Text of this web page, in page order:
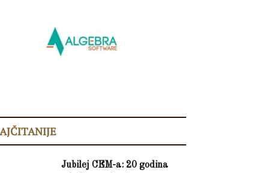
Jubilej CEM-a: 20 godina